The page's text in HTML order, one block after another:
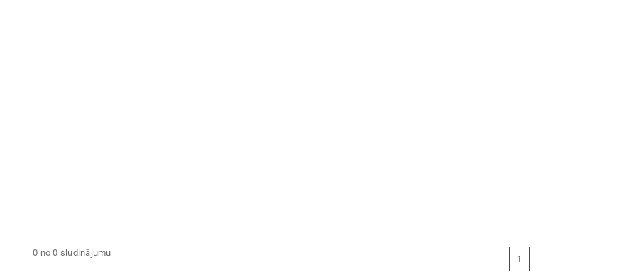
0 no 0 sludinājumu
You're
on
1